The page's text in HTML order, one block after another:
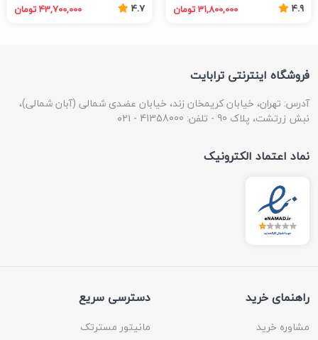
4.9 31,800,000 تومان 4.7 43,700,000 تومان
فروشگاه اینترنتی ترابایت
آدرس: تهران، خیابان کریمخان زند، خیابان عضدی شمالی (آبان شمالی)،
نبش زرتشت، پلاک 90 - تلفن: 41358000 - ۰۲۱
نماد اعتماد الکترونیک
راهنمای خرید
مشاوره خرید
دسترسی سریع
مانیتور مسترتک